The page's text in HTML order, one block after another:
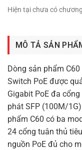
Hiện tại chưa có
MÔ TẢ SẢN
Dòng sản phẩm
Switch PoE được
Gigabit PoE đa
phát SFP (100M/
phẩm C60 có ba
24 cổng tuân thủ
nguồn PoE đủ cho